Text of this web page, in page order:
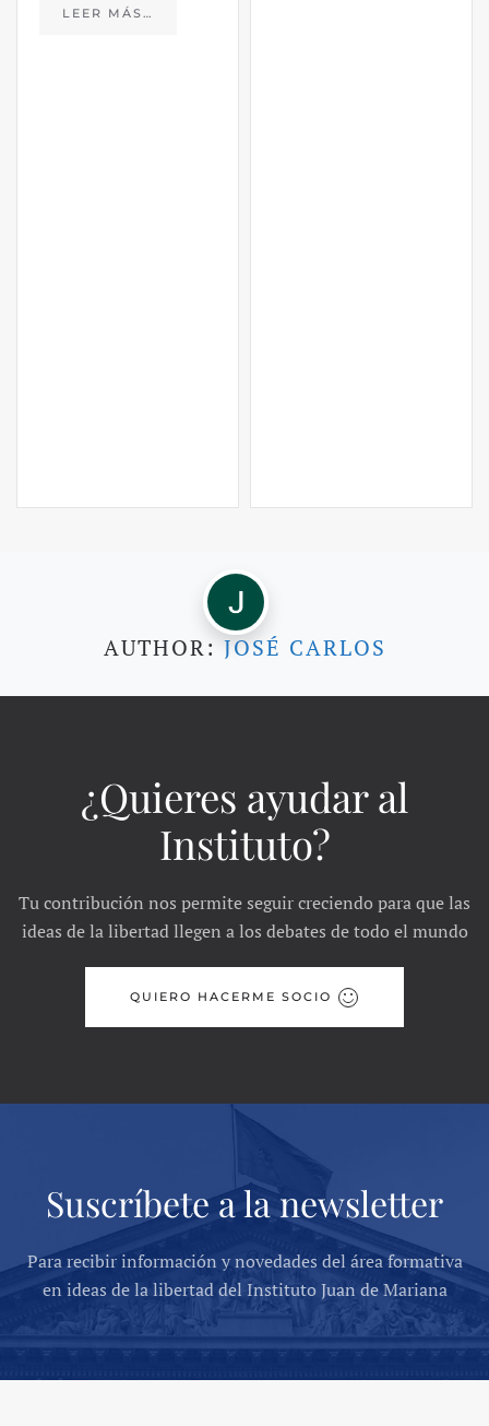
LEER MÁS…
AUTHOR: JOSÉ CARLOS
¿Quieres ayudar al
Instituto?
Tu contribución nos permite seguir creciendo para que las
ideas de la libertad llegen a los debates de todo el mundo
QUIERO HACERME SOCIO
Suscríbete a la newsletter
Para recibir información y novedades del área formativa
en ideas de la libertad del Instituto Juan de Mariana